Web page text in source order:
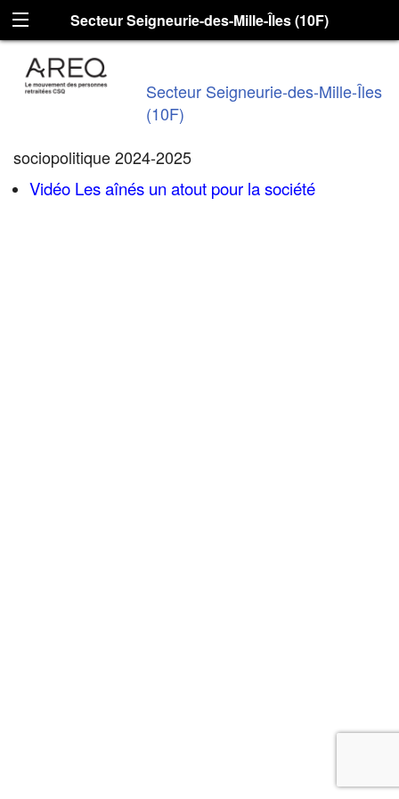
Secteur Seigneurie-des-Mille-Îles (10F)
Secteur Seigneurie-des-Mille-Îles
(10F)
sociopolitique 2024-2025
Vidéo Les aînés un atout pour la société